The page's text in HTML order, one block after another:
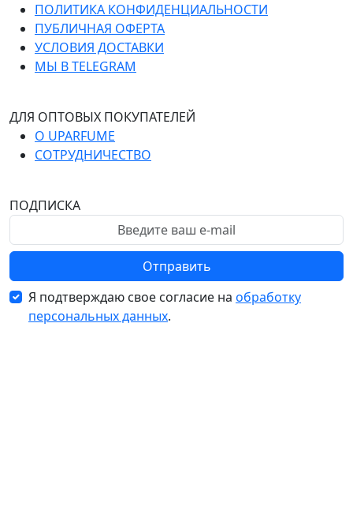
ПОЛИТИКА КОНФИДЕНЦИАЛЬНОСТИ
ПУБЛИЧНАЯ ОФЕРТА
УСЛОВИЯ ДОСТАВКИ
МЫ В TELEGRAM
ДЛЯ ОПТОВЫХ ПОКУПАТЕЛЕЙ
О UPARFUME
СОТРУДНИЧЕСТВО
ПОДПИСКА
Отправить
Я подтверждаю свое согласие на обработку
персональных данных.